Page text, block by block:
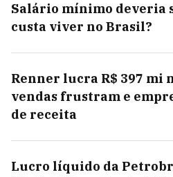
Salário mínimo deveria
custa viver no Brasil?
Renner lucra R$ 397 mi
vendas frustram e
de receita
Lucro líquido da